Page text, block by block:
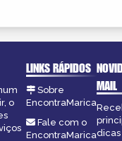
o
LINKS RÁPIDOS
Sobre
EncontraMarica
Fale com o
EncontraMarica
MAIL